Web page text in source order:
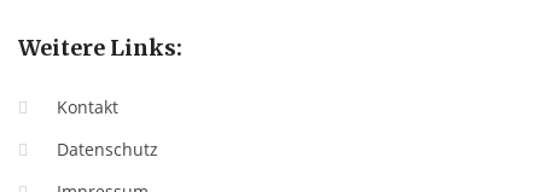
Weitere Links:
Kontakt
Datenschutz